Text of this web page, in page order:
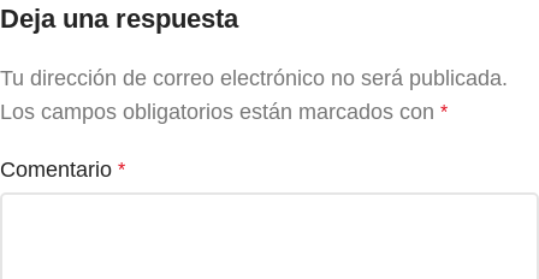
Deja una respuesta
Tu dirección de correo electrónico no será publicada.
Los campos obligatorios están marcados con *
Comentario *